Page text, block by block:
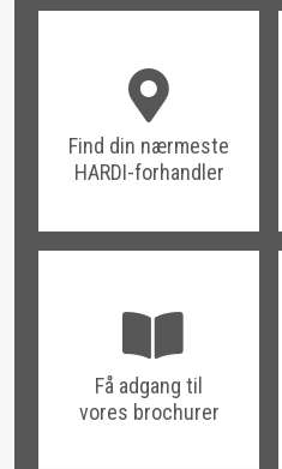
Find din nærmeste
HARDI-forhandler
Få adgang til
vores brochurer